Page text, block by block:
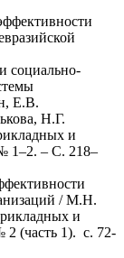
социально-
Е.В.
Н.Г.
и
1–2. – С. 218–
/ М.Н.
и
2 (часть 1). с. 72-